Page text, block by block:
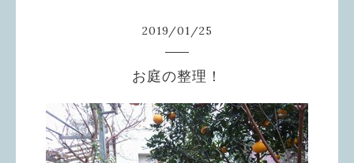
2019/01/25
お庭の整理！